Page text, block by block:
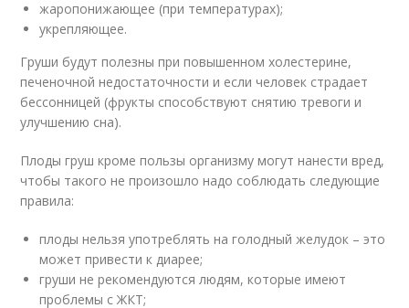
жаропонижающее (при температурах);
укрепляющее.
Груши будут полезны при повышенном холестерине,
печеночной недостаточности и если человек страдает
бессонницей (фрукты способствуют снятию тревоги и
улучшению сна).
Плоды груш кроме пользы организму могут нанести вред,
чтобы такого не произошло надо соблюдать следующие
правила:
плоды нельзя употреблять на голодный желудок – это
может привести к диарее;
груши не рекомендуются людям, которые имеют
проблемы с ЖКТ;